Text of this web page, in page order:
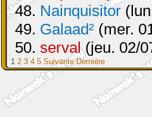
48. Nainquisitor
49. Galaad² (mer.
50. serval(jeu. 02/
1 2 3 4 5 Suivante Dernière